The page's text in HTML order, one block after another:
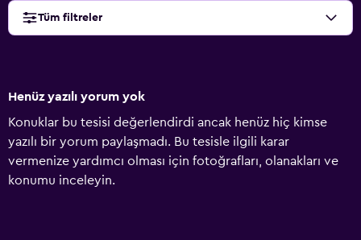
Tüm filtreler
Henüz yazılı yorum yok
Konuklar bu tesisi değerlendirdi ancak henüz hiç kimse
yazılı bir yorum paylaşmadı. Bu tesisle ilgili karar
vermenize yardımcı olması için fotoğrafları, olanakları ve
konumu inceleyin.